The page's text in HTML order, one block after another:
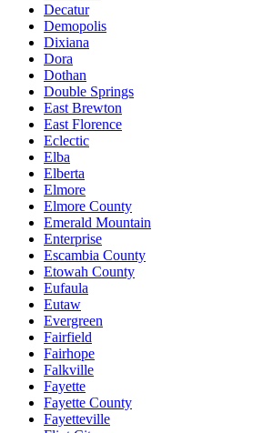
Decatur
Demopolis
Dixiana
Dora
Dothan
Double Springs
East Brewton
East Florence
Eclectic
Elba
Elberta
Elmore
Elmore County
Emerald Mountain
Enterprise
Escambia County
Etowah County
Eufaula
Eutaw
Evergreen
Fairfield
Fairhope
Falkville
Fayette
Fayette County
Fayetteville